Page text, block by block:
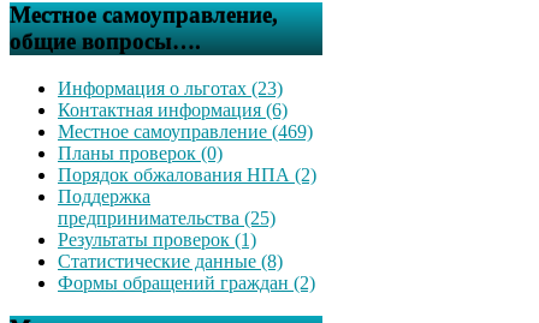
Местное самоуправление,
общие вопросы….
Информация о льготах (23)
Контактная информация (6)
Местное самоуправление (469)
Планы проверок (0)
Порядок обжалования НПА (2)
Поддержка
предпринимательства (25)
Результаты проверок (1)
Статистические данные (8)
Формы обращений граждан (2)